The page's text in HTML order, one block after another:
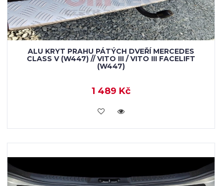
ALU KRYT PRAHU PÁTÝCH DVEŘÍ MERCEDES
CLASS V (W447) // VITO III / VITO III FACELIFT
(W447)
1 489 Kč
KOUPIT